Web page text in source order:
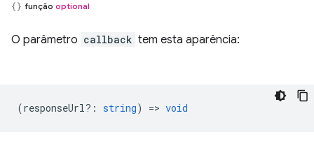
função optional
O parâmetro callback tem esta aparência:
(responseUrl? : string) => void